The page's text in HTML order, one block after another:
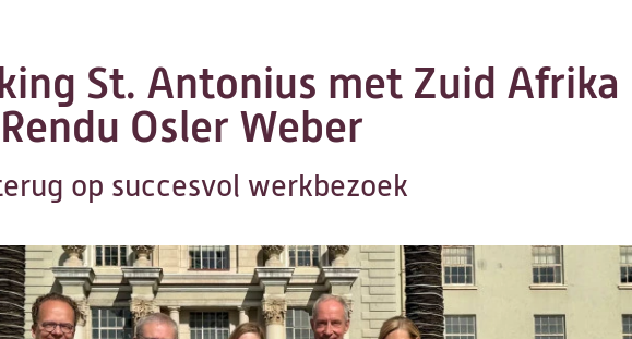
St. Antonius met Zuid Afrika
Osler Weber
op succesvol werkbezoek